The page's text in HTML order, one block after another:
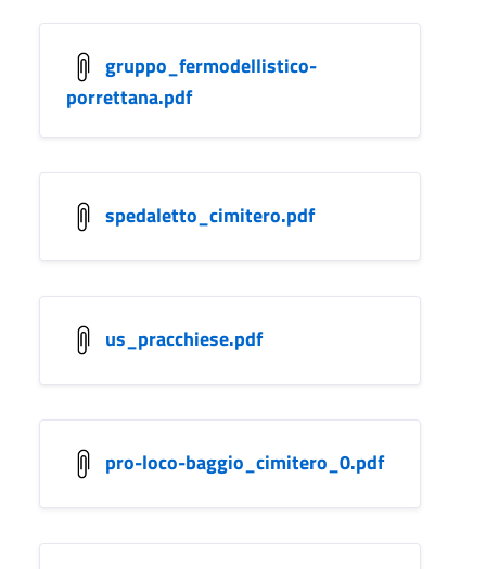
gruppo_fermodellistico-
porrettana.pdf
spedaletto_cimitero.pdf
us_pracchiese.pdf
pro-loco-baggio_cimitero_0.pdf